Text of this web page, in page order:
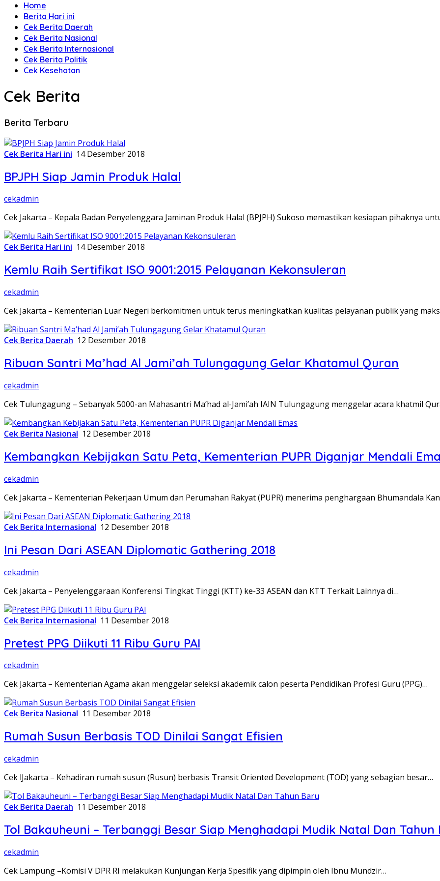
Home
Berita Hari ini
Cek Berita Daerah
Cek Berita Nasional
Cek Berita Internasional
Cek Berita Politik
Cek Kesehatan
Cek Berita
Berita Terbaru
Cek Berita Hari ini 14 Desember 2018
BPJPH Siap Jamin Produk Halal
cekadmin
Cek Jakarta – Kepala Badan Penyelenggara Jaminan Produk Halal (BPJPH) Sukoso memastikan kesiapan pihaknya
Cek Berita Hari ini 14 Desember 2018
Kemlu Raih Sertifikat ISO 9001:2015 Pelayanan Kekonsuleran
cekadmin
Cek Jakarta – Kementerian Luar Negeri berkomitmen untuk terus meningkatkan kualitas pelayanan publik yang
Cek Berita Daerah 12 Desember 2018
Ribuan Santri Ma’had Al Jami’ah Tulungagung Gelar Khatamul Quran
cekadmin
Cek Tulungagung – Sebanyak 5000-an Mahasantri Ma’had al-Jami’ah IAIN Tulungagung menggelar acara khatmil
Cek Berita Nasional 12 Desember 2018
Kembangkan Kebijakan Satu Peta, Kementerian PUPR Diganjar Mendali
cekadmin
Cek Jakarta – Kementerian Pekerjaan Umum dan Perumahan Rakyat (PUPR) menerima penghargaan Bhumandala
Cek Berita Internasional 12 Desember 2018
Ini Pesan Dari ASEAN Diplomatic Gathering 2018
cekadmin
Cek Jakarta – Penyelenggaraan Konferensi Tingkat Tinggi (KTT) ke-33 ASEAN dan KTT Terkait Lainnya di…
Cek Berita Internasional 11 Desember 2018
Pretest PPG Diikuti 11 Ribu Guru PAI
cekadmin
Cek Jakarta – Kementerian Agama akan menggelar seleksi akademik calon peserta Pendidikan Profesi Guru (PPG)…
Cek Berita Nasional 11 Desember 2018
Rumah Susun Berbasis TOD Dinilai Sangat Efisien
cekadmin
Cek lJakarta – Kehadiran rumah susun (Rusun) berbasis Transit Oriented Development (TOD) yang sebagian besar…
Cek Berita Daerah 11 Desember 2018
Tol Bakauheuni – Terbanggi Besar Siap Menghadapi Mudik Natal Dan Tahun
cekadmin
Cek Lampung –Komisi V DPR RI melakukan Kunjungan Kerja Spesifik yang dipimpin oleh Ibnu Mundzir…